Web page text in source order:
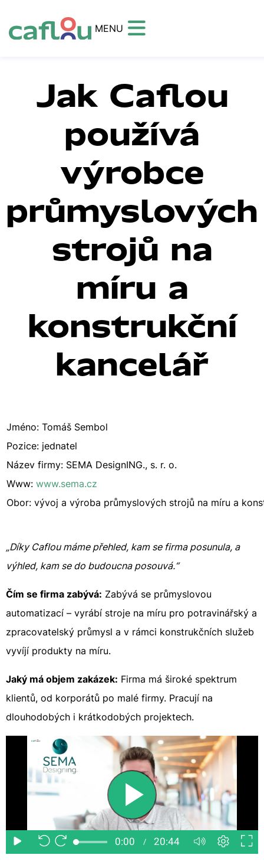
MENU
Jak Caflou
používá
výrobce
průmyslových
strojů na
míru a
konstrukční
kancelář
Jméno: Tomáš Sembol
Pozice: jednatel
Název firmy: SEMA DesignING., s. r. o.
Www: www.sema.cz
Obor: vývoj a výroba průmyslových strojů na míru a
„Díky Caflou máme přehled, kam se firma posunula, a
výhled, kam se do budoucna posouvá.“
Čím se firma zabývá: Zabývá se průmyslovou
automatizací – vyrábí stroje na míru pro potravinářský a
zpracovatelský průmysl a v rámci konstrukčních služeb
vyvíjí produkty na míru.
Jaký má objem zakázek: Firma má široké spektrum
klientů, od korporátů po malé firmy. Pracují na
dlouhodobých i krátkodobých projektech.